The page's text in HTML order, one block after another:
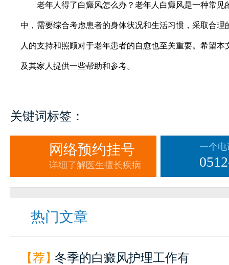
老年人得了白癜风怎么办？老年人白癜风是一种常见
中，需要综合考虑患者的身体状况和生活习惯，采取合理
人的支持和照顾对于老年患者的自愈也至关重要。希望本
及其家人提供一些帮助和参考。
关键词标签：
网络预约挂号
详细了解医生擅长疾病
一个
热门文章
【荐】冬季的白癜风护理工作有